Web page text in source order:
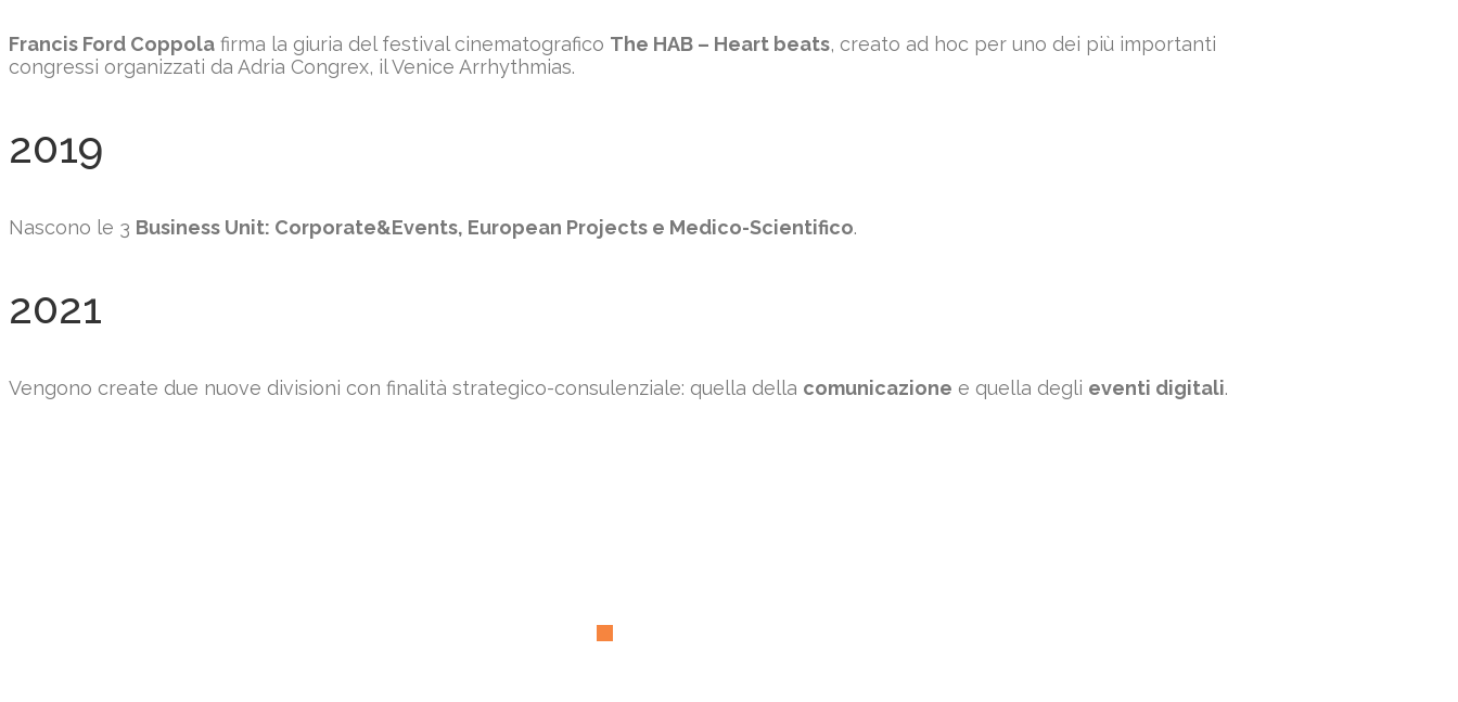
Francis Ford Coppola firma la giuria del festival cinematografico The HAB – Heart beats, creato ad hoc per uno dei più importanti
congressi organizzati da Adria Congrex, il Venice Arrhythmias.
2019
Nascono le 3 Business Unit: Corporate&Events, European Projects e Medico-Scientifico.
2021
Vengono create due nuove divisioni con finalità strategico-consulenziale: quella della comunicazione e quella degli eventi digitali.
Il